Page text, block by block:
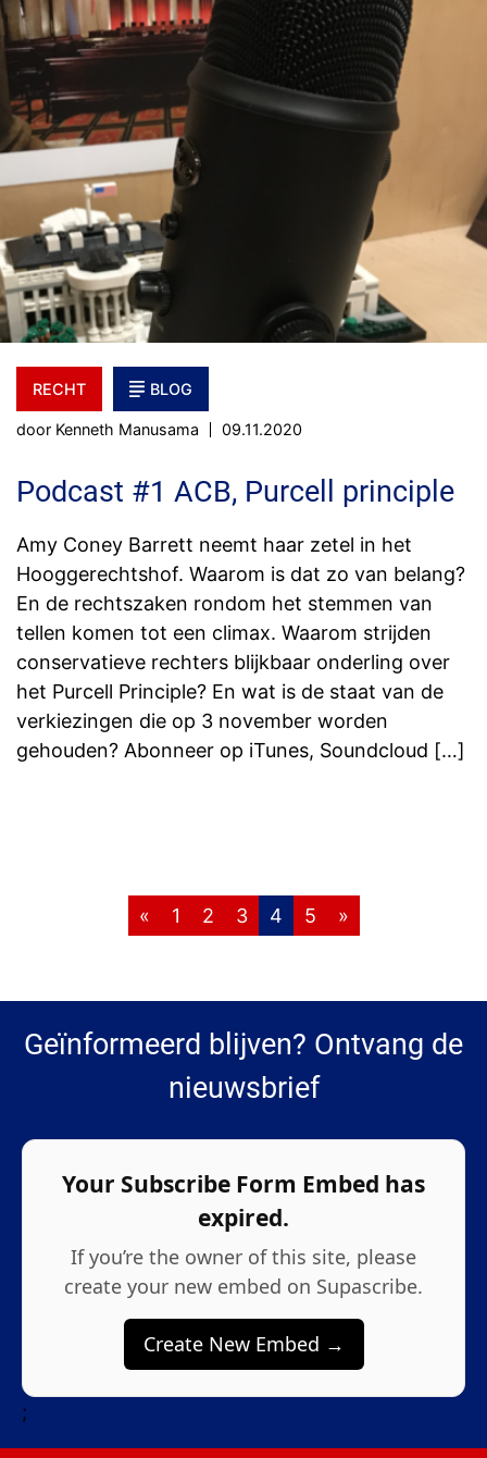
RECHT BLOG
door Kenneth Manusama 09.11.2020
Podcast #1 ACB, Purcell principle
Amy Coney Barrett neemt haar zetel in het
Hooggerechtshof. Waarom is dat zo van belang?
En de rechtszaken rondom het stemmen van
tellen komen tot een climax. Waarom strijden
conservatieve rechters blijkbaar onderling over
het Purcell Principle? En wat is de staat van de
verkiezingen die op 3 november worden
gehouden? Abonneer op iTunes, Soundcloud […]
« 1 2 3 4 5 »
Geïnformeerd blijven? Ontvang de
nieuwsbrief
Your Subscribe Form Embed has
expired.
If you’re the owner of this site, please
create your new embed on Supascribe.
Create New Embed →
;